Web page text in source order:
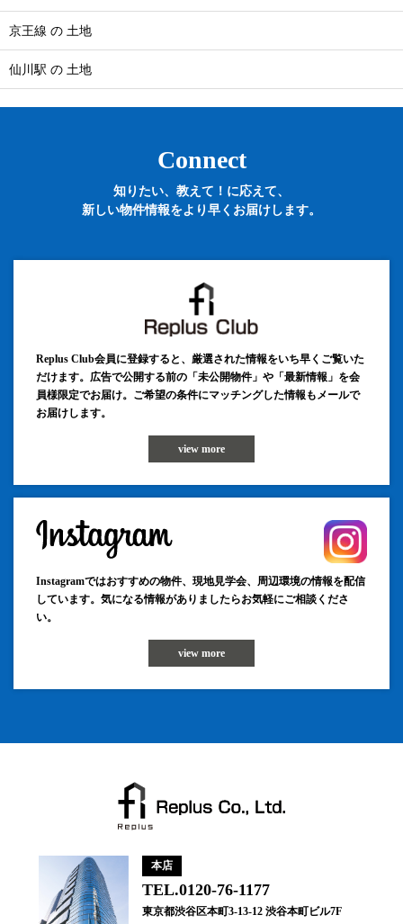
京王線 の 土地
仙川駅 の 土地
Connect
知りたい、教えて！に応えて、
新しい物件情報をより早くお届けします。
Replus Club会員に登録すると、厳選された情報をいち早くご覧いた
だけます。広告で公開する前の「未公開物件」や「最新情報」を会
員様限定でお届け。ご希望の条件にマッチングした情報もメールで
お届けします。
view more
Instagramではおすすめの物件、現地見学会、周辺環境の情報を配信
しています。気になる情報がありましたらお気軽にご相談くださ
い。
view more
本店
TEL.0120-76-1177
東京都渋谷区本町3-13-12 渋谷本町ビル7F